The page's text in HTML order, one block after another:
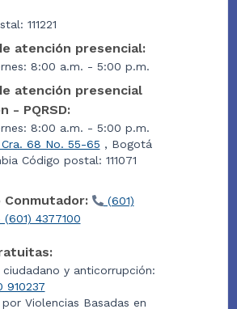
111221
atención presencial:
8:00 a.m. - 5:00 p.m.
atención presencial
- PQRSD:
8:00 a.m. - 5:00 p.m.
68 No. 55-65 , Bogotá
Código postal: 111071
Conmutador:
(601)
4377100
ciudadano y anticorrupción:
910237
por Violencias Basadas en